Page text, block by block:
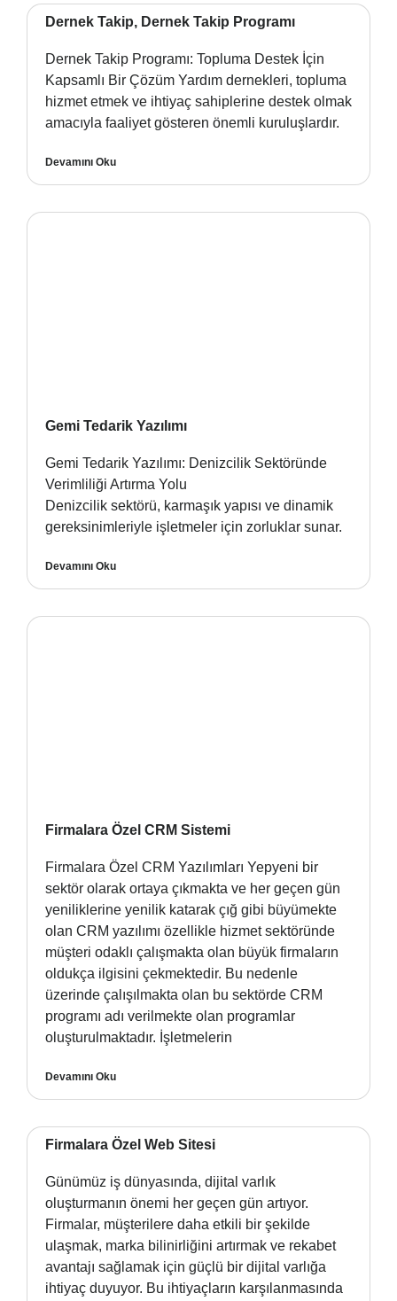
Dernek Takip, Dernek Takip Programı
Dernek Takip Programı: Topluma Destek İçin
Kapsamlı Bir Çözüm Yardım dernekleri, topluma
hizmet etmek ve ihtiyaç sahiplerine destek olmak
amacıyla faaliyet gösteren önemli kuruluşlardır.
Devamını Oku
Gemi Tedarik Yazılımı
Gemi Tedarik Yazılımı: Denizcilik Sektöründe
Verimliliği Artırma Yolu
Denizcilik sektörü, karmaşık yapısı ve dinamik
gereksinimleriyle işletmeler için zorluklar sunar.
Devamını Oku
Firmalara Özel CRM Sistemi
Firmalara Özel CRM Yazılımları Yepyeni bir
sektör olarak ortaya çıkmakta ve her geçen gün
yeniliklerine yenilik katarak çığ gibi büyümekte
olan CRM yazılımı özellikle hizmet sektöründe
müşteri odaklı çalışmakta olan büyük firmaların
oldukça ilgisini çekmektedir. Bu nedenle
üzerinde çalışılmakta olan bu sektörde CRM
programı adı verilmekte olan programlar
oluşturulmaktadır. İşletmelerin
Devamını Oku
Firmalara Özel Web Sitesi
Günümüz iş dünyasında, dijital varlık
oluşturmanın önemi her geçen gün artıyor.
Firmalar, müşterilere daha etkili bir şekilde
ulaşmak, marka bilinirliğini artırmak ve rekabet
avantajı sağlamak için güçlü bir dijital varlığa
ihtiyaç duyuyor. Bu ihtiyaçların karşılanmasında